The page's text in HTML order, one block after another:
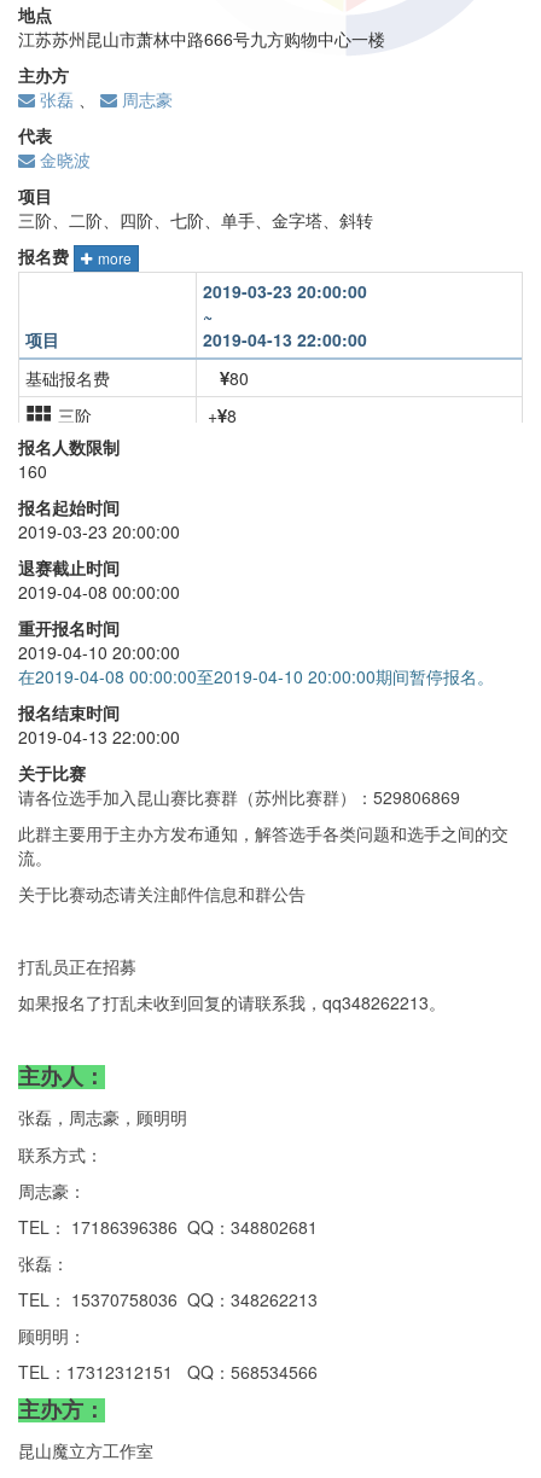
地点
江苏苏州昆山市萧林中路666号九方购物中心一楼
主办方
张磊
周志豪
代表
金晓波
项目
三阶、二阶、四阶、七阶、单手、金字塔、斜转
报名费
more
项目
2019-03-23 20:00:00
~
2019-04-13 22:00:00
基础报名费
80
三阶
+ 8
二阶
四阶
七阶
单手
金字塔
斜转
报名人数限制
160
报名起始时间
2019-03-23 20:00:00
退赛截止时间
2019-04-08 00:00:00
重开报名时间
2019-04-10 20:00:00
在2019-04-08 00:00:00至2019-04-10 20:00:00期间暂停报名。
报名结束时间
2019-04-13 22:00:00
关于比赛
请各位选手加入昆山赛比赛群（苏州比赛群）：529806869
此群主要用于主办方发布通知，解答选手各类问题和选手之间的交
流。
关于比赛动态请关注邮件信息和群公告
打乱员正在招募
如果报名了打乱未收到回复的请联系我，qq348262213。
主办人：
张磊， 周志豪，顾明明
联系方式：
周志豪：
TEL： 17186396386 QQ：348802681
张磊：
TEL： 15370758036 QQ：348262213
顾明明：
TEL：17312312151 QQ：568534566
主办方：
昆山魔立方工作室